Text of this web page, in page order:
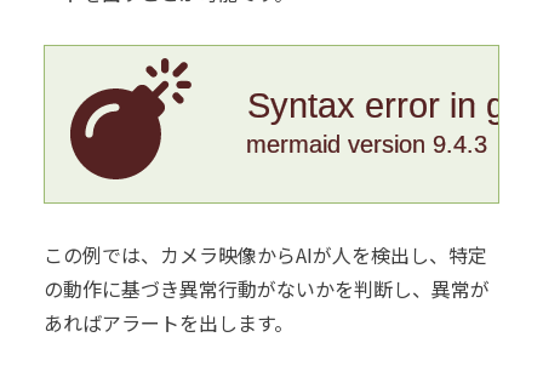
Syntax error in
mermaid version 9.4.3
この例では、カメラ映像からAIが人を検出し、特定
の動作に基づき異常行動がないかを判断し、異常が
あればアラートを出します。